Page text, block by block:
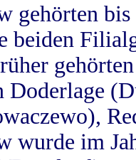
gehörten
beiden
Doderlage
wurde im